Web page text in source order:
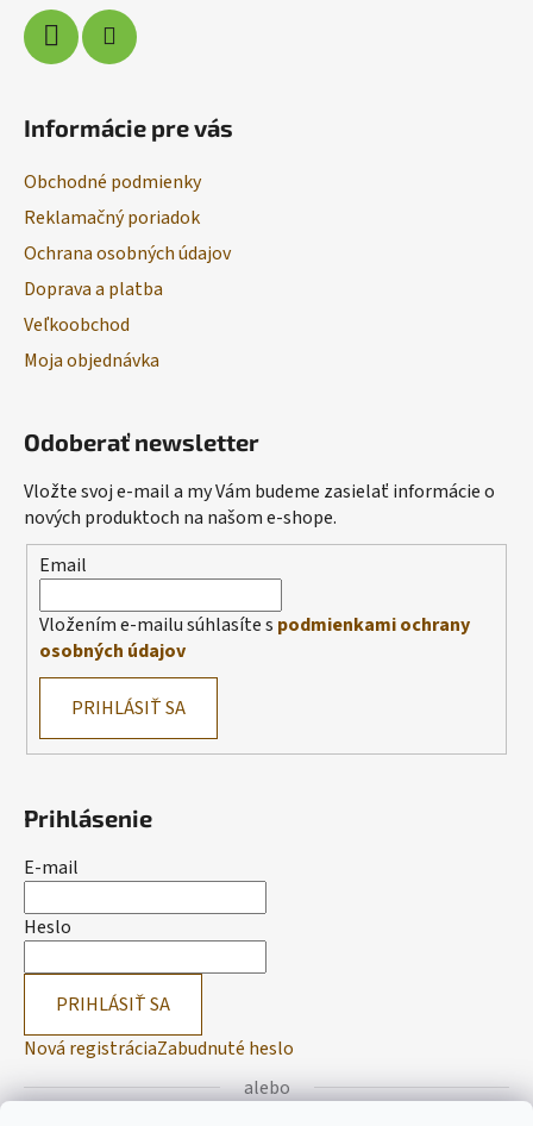
Informácie pre vás
Obchodné podmienky
Reklamačný poriadok
Ochrana osobných údajov
Doprava a platba
Veľkoobchod
Moja objednávka
Odoberať newsletter
Vložte svoj e-mail a my Vám budeme zasielať informácie o
nových produktoch na našom e-shope.
Email
Vložením e-mailu súhlasíte s podmienkami ochrany
osobných údajov
PRIHLÁSIŤ SA
Prihlásenie
E-mail
Heslo
PRIHLÁSIŤ SA
Nová registráciaZabudnuté heslo
alebo